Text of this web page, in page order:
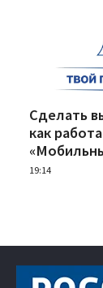
Сделать
как
19:14